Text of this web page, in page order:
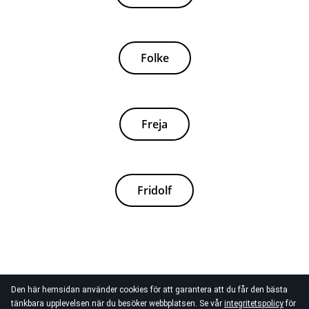
Den här hemsidan använder cookies för att garantera att du får den bästa
tänkbara upplevelsen när du besöker webbplatsen. Se vår integritetspolicyför
Folke
Freja
Fridolf